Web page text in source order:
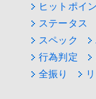
ヒットポイ
ステータス
スペック
行為判定
全振り